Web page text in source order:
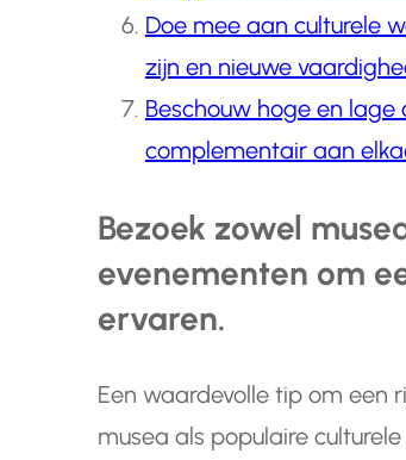
Doe mee aan culturele
zijn en nieuwe
Beschouw hoge en
complementair aan
Bezoek zowel
evenementen om
ervaren.
Een waardevolle tip om een
musea als populaire